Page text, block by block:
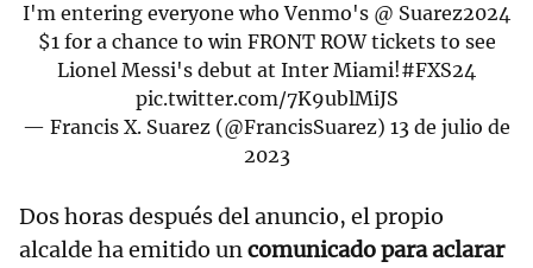
I'm entering everyone who Venmo's @ Suarez2024
$1 for a chance to win FRONT ROW tickets to see
Lionel Messi's debut at Inter Miami!#FXS24
pic.twitter.com/7K9ublMiJS
— Francis X. Suarez (@FrancisSuarez) 13 de julio de
2023
Dos horas después del anuncio, el propio
alcalde ha emitido uncomunicado para aclarar